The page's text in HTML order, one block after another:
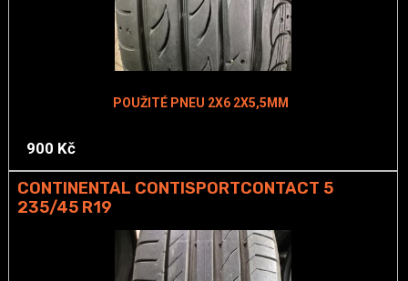
POUŽITÉ PNEU 2X6 2X5,5MM
900 Kč
CONTINENTAL CONTISPORTCONTACT 5
235/45 R19